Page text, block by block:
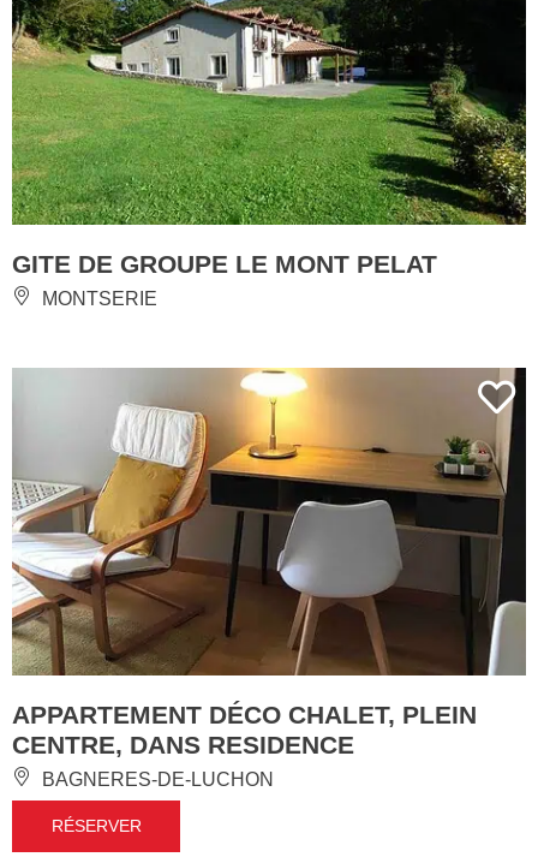
GITE DE GROUPE LE MONT PELAT
MONTSERIE
APPARTEMENT DÉCO CHALET, PLEIN
CENTRE, DANS RESIDENCE
BAGNERES-DE-LUCHON
RÉSERVER